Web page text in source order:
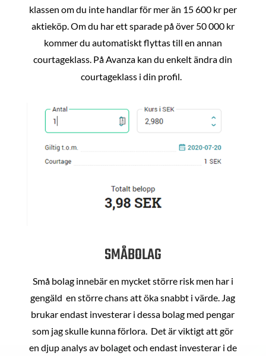
klassen om du inte handlar för mer än 15 600 kr per
aktieköp. Om du har ett sparade på över 50 000 kr
kommer du automatiskt flyttas till en annan
courtageklass. På Avanza kan du enkelt ändra din
courtageklass i din profil.
SMÅBOLAG
Små bolag innebär en mycket större risk men har i
gengäld en större chans att öka snabbt i värde. Jag
brukar endast investerar i dessa bolag med pengar
som jag skulle kunna förlora. Det är viktigt att gör
en djup analys av bolaget och endast investerar i de